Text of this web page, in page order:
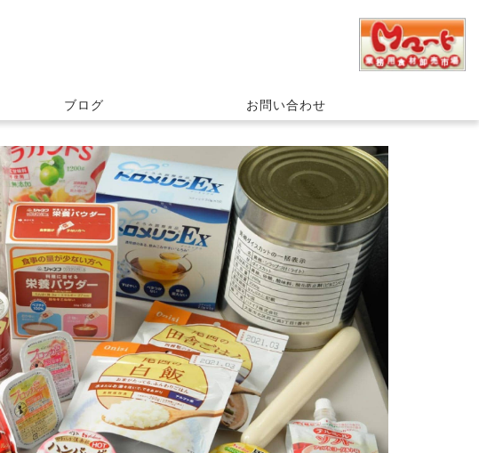
ブログ お問い合わせ